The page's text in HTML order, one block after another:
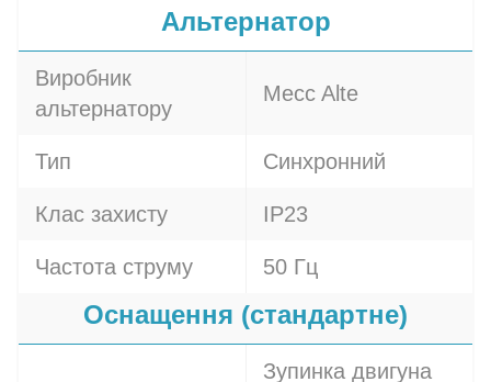
Альтернатор
Виробник
альтернатору
Mecc Alte
Тип Синхронний
Клас захисту IP23
Частота струму 50 Гц
Оснащення (стандартне)
Зупинка двигуна